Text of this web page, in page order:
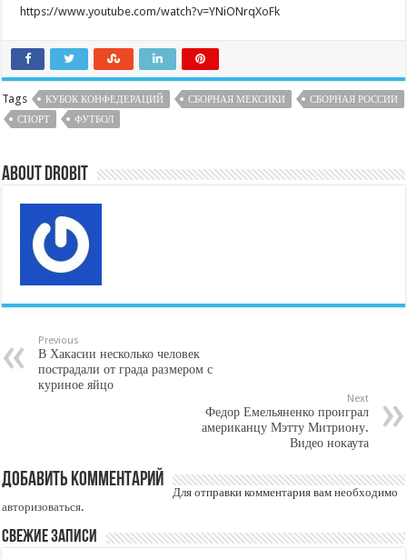
https://www.youtube.com/watch?v=YNiONrqXoFk
Tags КУБОК КОНФЕДЕРАЦИЙ СБОРНАЯ МЕКСИКИ
СБОРНАЯ РОССИИ
СПОРТ
ФУТБОЛ
About DroBit
Previous
В Хакасии несколько человек
пострадали от града размером с
куриное яйцо
Next
Федор Емельяненко проиграл
американцу Мэтту Митриону.
Видео нокаута
Добавить комментарий
Для отправки комментария вам необходимо
авторизоваться.
Свежие записи